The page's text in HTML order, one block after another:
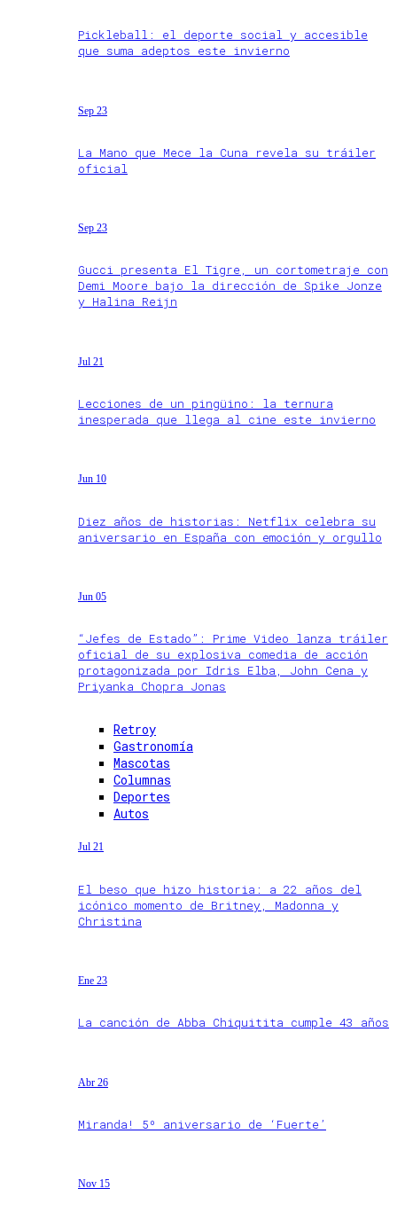
Pickleball: el deporte social y accesible
que suma adeptos este invierno
Sep 23
La Mano que Mece la Cuna revela su tráiler
oficial
Sep 23
Gucci presenta El Tigre, un cortometraje con
Demi Moore bajo la dirección de Spike Jonze
y Halina Reijn
Jul 21
Lecciones de un pingüino: la ternura
inesperada que llega al cine este invierno
Jun 10
Diez años de historias: Netflix celebra su
aniversario en España con emoción y orgullo
Jun 05
“Jefes de Estado”: Prime Video lanza tráiler
oficial de su explosiva comedia de acción
protagonizada por Idris Elba, John Cena y
Priyanka Chopra Jonas
Retroy
Gastronomía
Mascotas
Columnas
Deportes
Autos
Jul 21
El beso que hizo historia: a 22 años del
icónico momento de Britney, Madonna y
Christina
Ene 23
La canción de Abba Chiquitita cumple 43 años
Abr 26
Miranda! 5º aniversario de ‘Fuerte’
Nov 15